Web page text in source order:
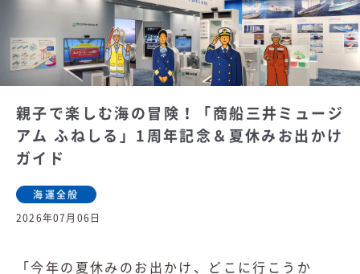
親子で楽しむ海の冒険！「商船三井ミュージ
アム ふねしる」1周年記念＆夏休みお出かけ
ガイド
海運全般
2026年07月06日
「今年の夏休みのお出かけ、どこに行こうか